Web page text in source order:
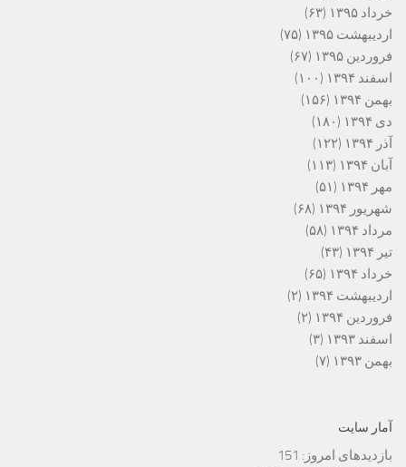
خرداد ۱۳۹۵
(۶۳)
اردیبهشت ۱۳۹۵
(۷۵)
فروردین ۱۳۹۵
(۶۷)
اسفند ۱۳۹۴
(۱۰۰)
بهمن ۱۳۹۴
(۱۵۶)
دی ۱۳۹۴
(۱۸۰)
آذر ۱۳۹۴
(۱۲۲)
آبان ۱۳۹۴
(۱۱۳)
مهر ۱۳۹۴
(۵۱)
شهریور ۱۳۹۴
(۶۸)
مرداد ۱۳۹۴
(۵۸)
تیر ۱۳۹۴
(۴۳)
خرداد ۱۳۹۴
(۶۵)
اردیبهشت ۱۳۹۴
(۲)
فروردین ۱۳۹۴
(۲)
اسفند ۱۳۹۳
(۳)
بهمن ۱۳۹۳
(۷)
آمار سایت
بازدیدهای امروز: 151